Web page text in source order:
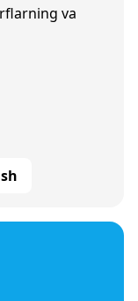
va